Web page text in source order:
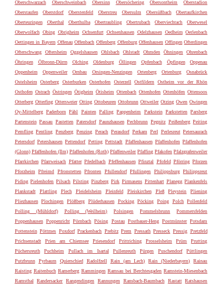
Oberschwarzach
Oberschweinbach Obersinn Obersöchering Obersontheim
Oberstadion
Oberstaufen
Oberstdorf Oberstenfeld Oberstreu Obersulm Obersüßbach
Obertaufkirchen
Oberteuringen
Oberthal Oberthulba Obertraubling Obertrubach Oberviechtach
Oberwesel
Oberwolfach Obing Obrigheim Ochsenfurt Ochsenhausen Odelzhausen Oedheim Oerlenbach
Oettingen in Bayern Offenau Offenbach Offenberg Offenburg Offenhausen Offingen Ofterdingen
Ofterschwang
Oftersheim Oggelshausen Ohlsbach Ohlstadt Ohmden Öhningen
Ohrenbach
Öhringen
Ölbronn-Dürrn Olching Oldenburg Öllingen Opfenbach Öpfingen
Oppenau
Oppenheim
Oppenweiler Ornbau Orsingen-Nenzingen Ortenberg Ortenburg
Osnabrück
Ostelsheim
Osterberg Osterburken Osterhofen Osterzell Ostfildern
Ostheim vor der Rhön
Osthofen Ostrach Östringen Ötigheim Ötisheim Ottenbach Ottenhofen Ottenhöfen Ottensoos
Otterberg Otterfing Ottersweier Otting Ottobeuren Ottobrunn Ottweiler Otzing Owen Owingen
Oy-Mittelberg Paderborn Pähl Painten Palling Pappenheim Parkstein Parkstetten Parsberg
Partenstein Passau Pastetten Patersdorf Paunzhausen Pechbrunn Pegnitz Peißenberg Peiting
Pemfling Pentling Penzberg Penzing Perach Perasdorf Perkam Perl Perlesreut Petersaurach
Petersdorf Petershausen Pettendorf Petting Pettstadt Pfaffenhausen Pfaffenhofen Pfaffenhofen
(Glonn) Pfaffenhofen (Ilm) Pfaffenhofen (Roth) Pfaffenweiler Pfaffing Pfakofen Pfalzgrafenweiler
Pfarrkirchen Pfarrweisach Pfatter Pfedelbach Pfeffenhausen Pfinztal Pfofeld Pförring Pforzen
Pforzheim
Pfreimd Pfronstetten Pfronten Pfullendorf Pfullingen Philippsburg Philippsreut
Piding Pielenhofen Pilsach Pilsting Pinzberg Pirk Pirmasens Pittenhart Planegg Plankenfels
Plankstadt
Plattling Plech Pleidelsheim Pleinfeld Pleiskirchen Pleß Pleystein
Pliening
Pliezhausen
Plochingen Plößberg Plüderhausen Pocking Pöcking Poing Polch
Pollenfeld
Polling (Mühldorf)
Polling (Weilheim) Polsingen Pommelsbrunn
Pommersfelden
Poppenhausen Poppenricht Pörnbach Pösing Postau Postbauer-Heng Postmünster Potsdam
Pottenstein Pöttmes Poxdorf Prackenbach Prebitz Prem Pressath Presseck Pressig Pretzfeld
Prichsenstadt
Prien am Chiemsee Priesendorf Prittriching Prosselsheim Prüm
Prutting
Püchersreuth
Puchheim Pullach im Isartal Pullenreuth Pürgen Puschendorf
Püttlingen
Putzbrunn
Pyrbaum Quierschied Radolfzell Rain (am Lech) Rain (Niederbayern)
Rainau
Raisting Raitenbuch Ramerberg Rammingen Ramsau bei Berchtesgaden Ramstein-Miesenbach
Ramsthal
Randersacker Rangendingen Rannungen Ransbach-Baumbach Rastatt
Ratshausen